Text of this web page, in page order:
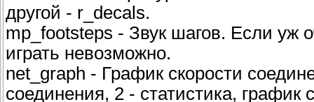
другой - r_decals.
mp_footsteps - Звук шагов. Если уж
играть невозможно.
net_graph - График скорости
соединения, 2 - статистика,